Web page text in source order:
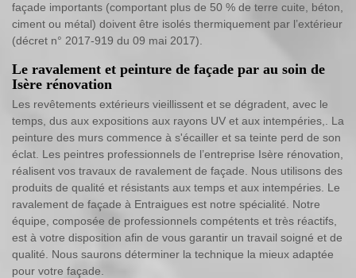
façade importants (comportant plus de 50 % de terre cuite, béton,
ciment ou métal) doivent être isolés thermiquement par l’extérieur
(décret n° 2017-919 du 09 mai 2017).
Le ravalement et peinture de façade par au soin de
Isère rénovation
Les revêtements extérieurs vieillissent et se dégradent, avec le
temps, dus aux expositions aux rayons UV et aux intempéries,. La
peinture des murs commence à s'écailler et sa teinte perd de son
éclat. Les peintres professionnels de l’entreprise Isère rénovation,
réalisent vos travaux de ravalement de façade. Nous utilisons des
produits de qualité et résistants aux temps et aux intempéries. Le
ravalement de façade à Entraigues est notre spécialité. Notre
équipe, composée de professionnels compétents et très réactifs,
est à votre disposition afin de vous garantir un travail soigné et de
qualité. Nous saurons déterminer la technique la mieux adaptée
pour votre façade.